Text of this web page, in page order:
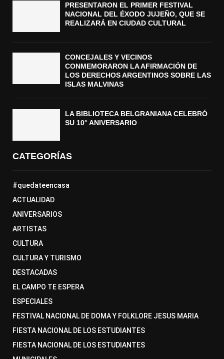
PRESENTARON EL PRIMER FESTIVAL
NACIONAL DEL ÉXODO JUJEÑO, QUE SE
REALIZARÁ EN CIUDAD CULTURAL
CONCEJALES Y VECINOS
CONMEMORARON LA AFIRMACIÓN DE
LOS DERECHOS ARGENTINOS SOBRE LAS
ISLAS MALVINAS
LA BIBLIOTECA BELGRANIANA CELEBRÓ
SU 10° ANIVERSARIO
CATEGORÍAS
#quedateencasa
ACTUALIDAD
ANIVERSARIOS
ARTISTAS
CULTURA
CULTURA Y TURISMO
DESTACADAS
EL CAMPO TE ESPERA
ESPECIALES
FESTIVAL NACIONAL DE DOMA Y FOLKLORE JESUS MARIA
FIESTA NACIONAL DE LOS ESTUDIANTES
FIESTA NACIONAL DE LOS ESTUDIANTES